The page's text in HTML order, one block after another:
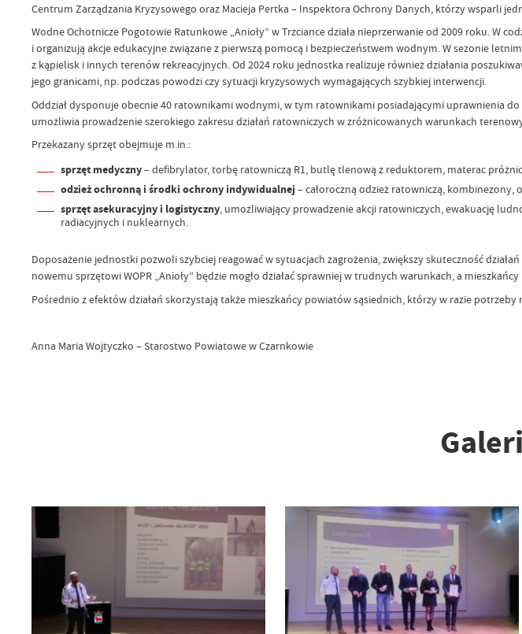
Centrum Zarządzania Kryzysowego oraz Macieja Pertka – Inspektora Ochrony Danych, którzy wsparli
Wodne Ochotnicze Pogotowie Ratunkowe „Anioły” w Trzciance działa nieprzerwanie od 2009 roku. W
i organizują akcje edukacyjne związane z pierwszą pomocą i bezpieczeństwem wodnym. W sezonie
z kąpielisk i innych terenów rekreacyjnych. Od 2024 roku jednostka realizuje również działania
jego granicami, np. podczas powodzi czy sytuacji kryzysowych wymagających szybkiej interwencji.
Oddział dysponuje obecnie 40 ratownikami wodnymi, w tym ratownikami posiadającymi uprawnienia
umożliwia prowadzenie szerokiego zakresu działań ratowniczych w zróżnicowanych warunkach
Przekazany sprzęt obejmuje m.in.:
sprzęt medyczny– defibrylator, torbę ratowniczą R1, butlę tlenową z reduktorem, materac
odzież ochronną i środki ochrony indywidualnej – całoroczną odzież ratowniczą, kombinezony,
sprzęt asekuracyjny i logistyczny, umożliwiający prowadzenie akcji ratowniczych, ewakuację
radiacyjnych i nuklearnych.
Doposażenie jednostki pozwoli szybciej reagować w sytuacjach zagrożenia, zwiększy skuteczność
nowemu sprzętowi WOPR „Anioły” będzie mogło działać sprawniej w trudnych warunkach, a
Pośrednio z efektów działań skorzystają także mieszkańcy powiatów sąsiednich, którzy w razie
Anna Maria Wojtyczko – Starostwo Powiatowe w Czarnkowie